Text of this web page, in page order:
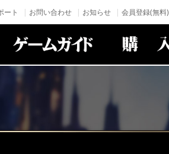
ート お問い合わせ お知らせ 会員登録(無料)